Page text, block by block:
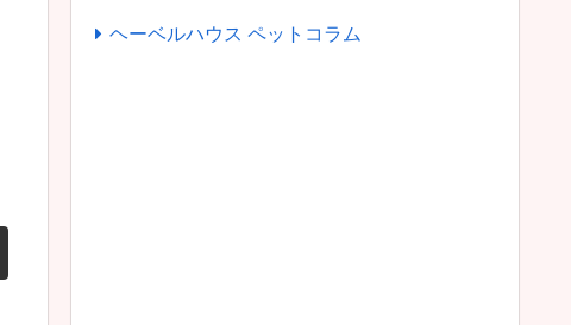
ヘーベルハウス ペットコラム